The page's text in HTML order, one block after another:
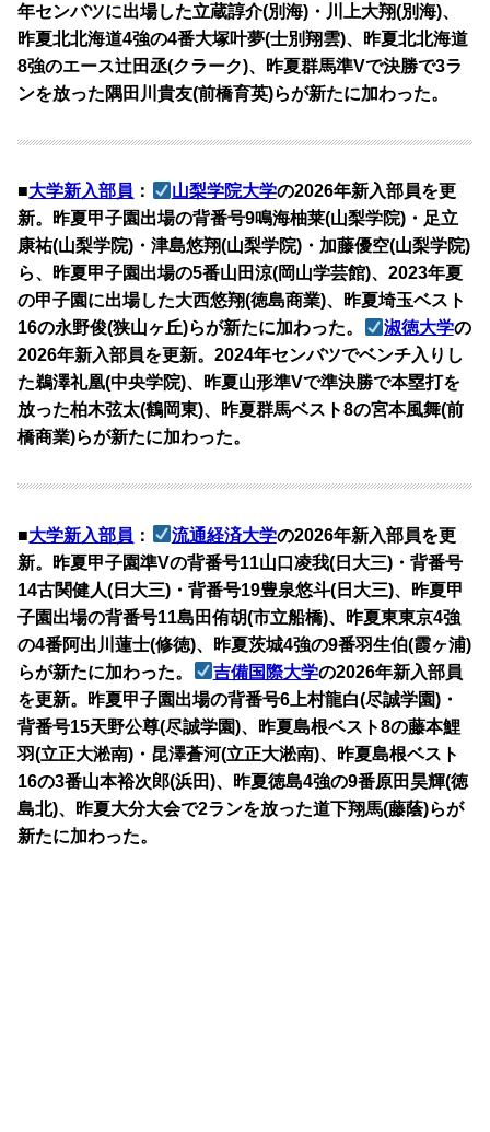
年センバツに出場した立蔵諄介(別海)・川上大翔(別海)、
昨夏北北海道4強の4番大塚叶夢(士別翔雲)、昨夏北北海道
8強のエース辻田丞(クラーク)、昨夏群馬準Vで決勝で3ラ
ンを放った隅田川貴友(前橋育英)らが新たに加わった。
■大学新入部員 ： 山梨学院大学の2026年新入部員を更
新。昨夏甲子園出場の背番号9鳴海柚莱(山梨学院)・足立
康祐(山梨学院)・津島悠翔(山梨学院)・加藤優空(山梨学院)
ら、昨夏甲子園出場の5番山田涼(岡山学芸館)、2023年夏
の甲子園に出場した大西悠翔(徳島商業)、昨夏埼玉ベスト
16の永野俊(狭山ヶ丘)らが新たに加わった。
淑徳大学の
2026年新入部員を更新。2024年センバツでベンチ入りし
た鵜澤礼凰(中央学院)、昨夏山形準Vで準決勝で本塁打を
放った柏木弦太(鶴岡東)、昨夏群馬ベスト8の宮本風舞(前
橋商業)らが新たに加わった。
■大学新入部員 ： 流通経済大学の2026年新入部員を更
新。昨夏甲子園準Vの背番号11山口凌我(日大三)・背番号
14古関健人(日大三)・背番号19豊泉悠斗(日大三)、昨夏甲
子園出場の背番号11島田侑胡(市立船橋)、昨夏東東京4強
の4番阿出川蓮士(修徳)、昨夏茨城4強の9番羽生伯(霞ヶ浦)
らが新たに加わった。
吉備国際大学の2026年新入部員
を更新。昨夏甲子園出場の背番号6上村龍白(尽誠学園)・
背番号15天野公尊(尽誠学園)、昨夏島根ベスト8の藤本鯉
羽(立正大淞南)・昆澤蒼河(立正大淞南)、昨夏島根ベスト
16の3番山本裕次郎(浜田)、昨夏徳島4強の9番原田昊輝(徳
島北)、昨夏大分大会で2ランを放った道下翔馬(藤蔭)らが
新たに加わった。